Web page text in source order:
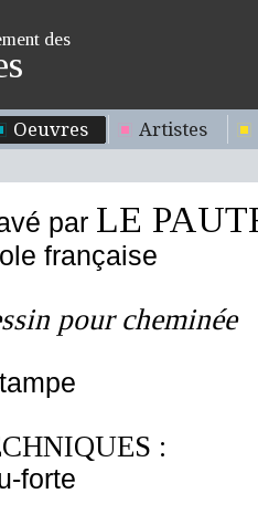
des
Oeuvres Artistes
par LE
française
pour cheminée
:
forte